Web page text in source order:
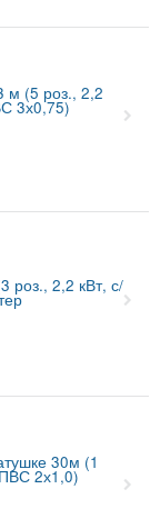
м (5 роз., 2,2
3х0,75)
роз., 2,2 кВт, с/
30м (1
2х1,0)